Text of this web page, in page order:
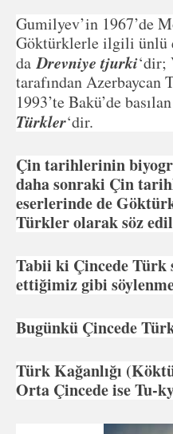
Gumilyev’in 1967’de
Göktürklerle ilgili ünlü
daDrevniye tjurki‘dir;
tarafından Azerbaycan
1993’te Bakü’de
Türkler‘dir.
Çin tarihlerinin
daha sonraki Çin
eserlerinde de
Türkler olarak söz
Tabii ki Çincede Türk
ettiğimiz gibi
Bugünkü Çincede
Türk Kağanlığı
Orta Çincede ise Tu-